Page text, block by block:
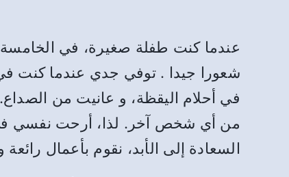
عندما كنت طفلة صغيرة، في
شعورا جيدا . توفي جدي عندما كنت
في أحلام اليقظة، و عانيت من
من أي شخص آخر. لذا، أرحت نفسي في
السعادة إلى الأبد، نقوم بأعمال